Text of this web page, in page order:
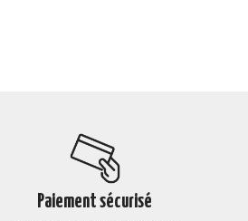
Paiement sécurisé